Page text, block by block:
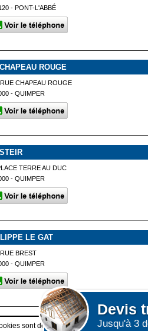
Devis
Jusqu'à 3
- PONT-L'ABBÉ
ROUGE
CHAPEAU ROUGE
- QUIMPER
TERRE AU DUC
- QUIMPER
LE GAT
BREST
- QUIMPER
Afficher plus de
sont déposés sur votre terminal. Ces